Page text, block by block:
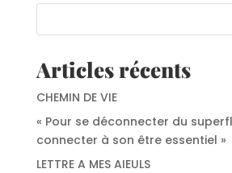
Articles récents
CHEMIN DE VIE
« Pour se déconnecter du
connecter à son être essentiel »
LETTRE A MES AIEULS